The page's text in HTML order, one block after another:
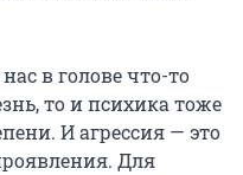
в голове что-то
то и психика тоже
И агрессия — это
Для